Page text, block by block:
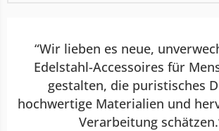
“Wir lieben es neue,
Edelstahl-Accessoires für
gestalten, die puristisches
hochwertige Materialien und
Verarbeitung